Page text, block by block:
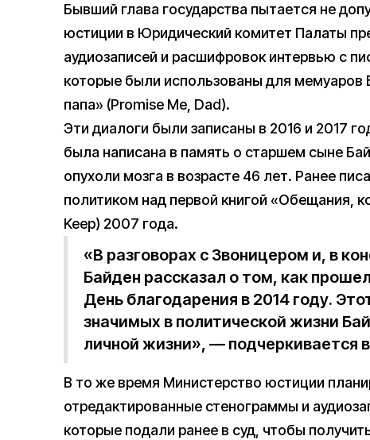
Бывший глава государства пытается не
юстиции в Юридический комитет Палаты
аудиозаписей и расшифровок интервью с
которые были использованы для мемуаров
папа» (Promise Me, Dad).
Эти диалоги были записаны в 2016 и 2017
была написана в память о старшем сыне
опухоли мозга в возрасте 46 лет. Ранее
политиком над первой книгой «Обещания,
Keep) 2007 года.
«В разговорах с Звоницером и, в
Байден рассказал о том, как
День благодарения в 2014 году.
значимых в политической жизни
личной жизни», — подчеркивается
В то же время Министерство юстиции
отредактированные стенограммы и
которые подали ранее в суд, чтобы